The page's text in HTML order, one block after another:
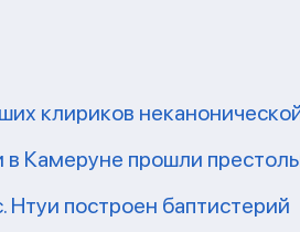
клириков
Камеруне прошли
построен баптистерий